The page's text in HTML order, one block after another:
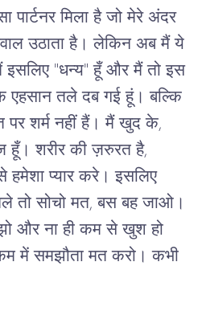
पार्टनर मिला है जो मेरे अंदर
उठाता है। लेकिन अब मैं ये
इसलिए "धन्य" हूँ और मैं तो इस
एहसान तले दब गई हूं। बल्कि
पर शर्म नहीं हैं। मैं खुद के,
हूँ। शरीर की ज़रुरत है,
हमेशा प्यार करे। इसलिए
तो सोचो मत, बस बह जाओ।
और ना ही कम से खुश हो
में समझौता मत करो। कभी